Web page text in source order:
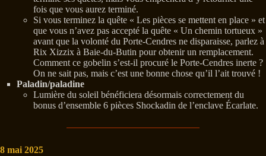
fois que vous aurez terminé.
Si vous terminez la quête « Les pièces se mettent en place » et
que vous n’avez pas accepté la quête « Un chemin tortueux »
avant que la volonté du Porte-Cendres ne disparaisse, parlez à
Rix Xizzix à Baie-du-Butin pour obtenir un remplacement.
Comment ce gobelin s’est-il procuré le Porte-Cendres inerte ?
On ne sait pas, mais c’est une bonne chose qu’il l’ait trouvé !
Paladin/paladine
Lumière du soleil bénéficiera désormais correctement du
bonus d’ensemble 6 pièces Shockadin de l’enclave Écarlate.
8 mai 2025